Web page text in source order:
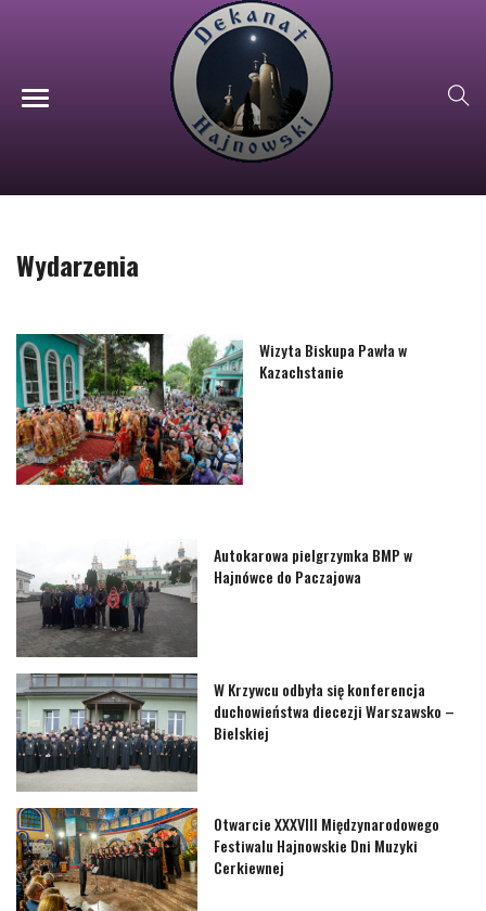
Wydarzenia
Wizyta Biskupa Pawła w
Kazachstanie
Autokarowa pielgrzymka BMP w
Hajnówce do Paczajowa
W Krzywcu odbyła się konferencja
duchowieństwa diecezji Warszawsko –
Bielskiej
Otwarcie XXXVIII Międzynarodowego
Festiwalu Hajnowskie Dni Muzyki
Cerkiewnej